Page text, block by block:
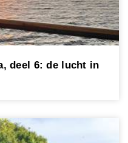
deel 6: de lucht in